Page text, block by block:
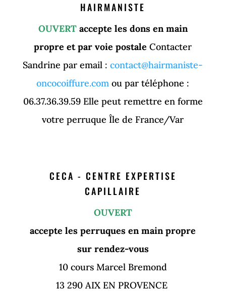
HAIRMANISTE
OUVERT accepte les dons en main
propre et par voie postale Contacter
Sandrine par email :contact@hairmaniste-
oncocoiffure.com ou par téléphone :
06.37.36.39.59Elle peut remettre en forme
votre perruque Île de France/Var
CECA - CENTRE EXPERTISE
CAPILLAIRE
OUVERT
accepte les perruques en main propre
sur rendez-vous
10 cours Marcel Bremond
13 290 AIX EN PROVENCE